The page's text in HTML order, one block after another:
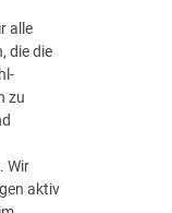
alle
die die
zu
Wir
aktiv